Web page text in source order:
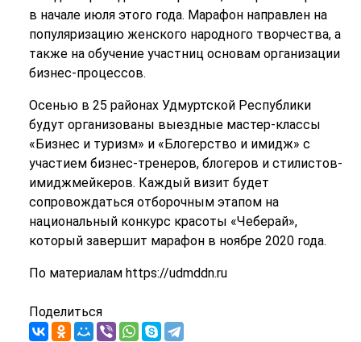
в начале июля этого года. Марафон направлен на
популяризацию женского народного творчества, а
также на обучение участниц основам организации
бизнес-процессов.
Осенью в 25 районах Удмуртской Республики
будут организованы выездные мастер-классы
«Бизнес и туризм» и «Блогерство и имидж» с
участием бизнес-тренеров, блогеров и стилистов-
имиджмейкеров. Каждый визит будет
сопровождаться отборочным этапом на
национальный конкурс красоты «Чеберай»,
который завершит марафон в ноябре 2020 года.
По материалам https://udmddn.ru
Поделиться